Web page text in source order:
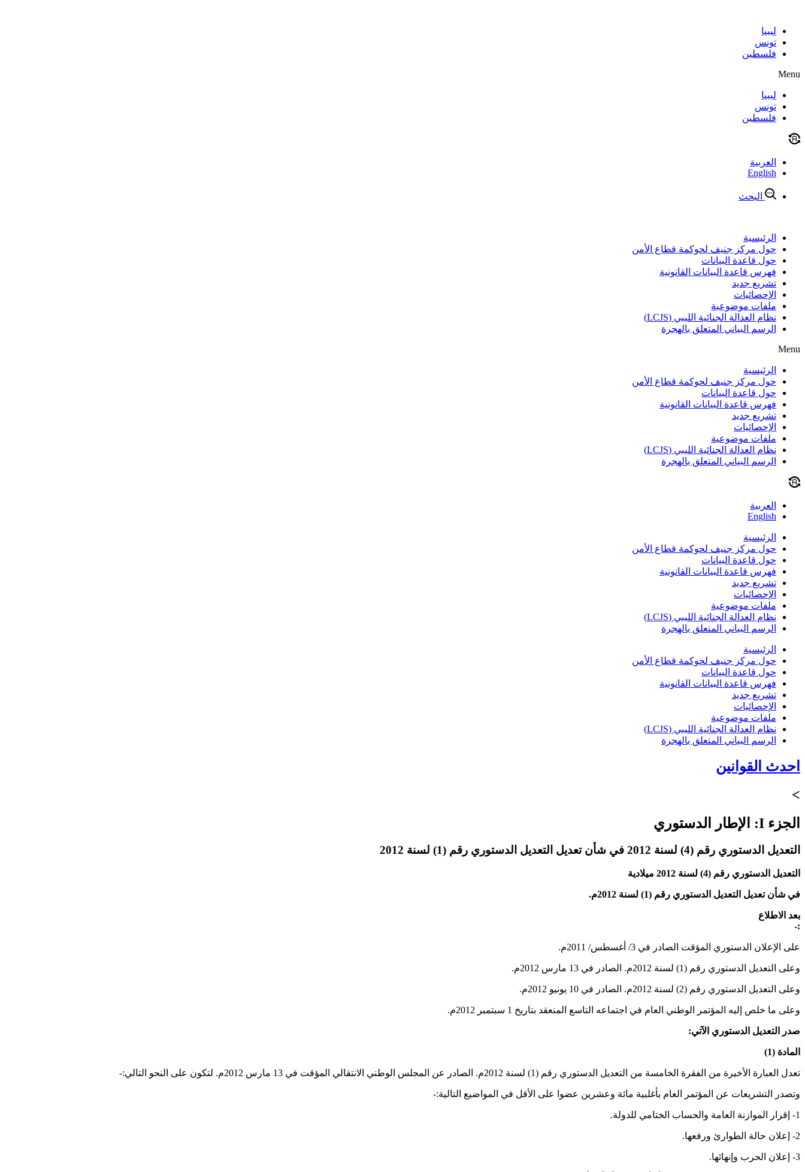
contentليبيا
تونس
فلسطين
Menu
ليبيا
تونس
فلسطين
العربية
English
البحث
الرئيسية
حول مركز جنيف لحوكمة قطاع الأمن
حول قاعدة البيانات
فهرس قاعدة البيانات القانونية
تشريع جديد
الإحصائيات
ملفات موضوعية
نظام العدالة الجنائية الليبي (LCJS)
الرسم البياني المتعلق بالهجرة
Menu
الرئيسية
حول مركز جنيف لحوكمة قطاع الأمن
حول قاعدة البيانات
فهرس قاعدة البيانات القانونية
تشريع جديد
الإحصائيات
ملفات موضوعية
نظام العدالة الجنائية الليبي (LCJS)
الرسم البياني المتعلق بالهجرة
العربية
English
الرئيسية
حول مركز جنيف لحوكمة قطاع الأمن
حول قاعدة البيانات
فهرس قاعدة البيانات القانونية
تشريع جديد
الإحصائيات
ملفات موضوعية
نظام العدالة الجنائية الليبي (LCJS)
الرسم البياني المتعلق بالهجرة
الرئيسية
حول مركز جنيف لحوكمة قطاع الأمن
حول قاعدة البيانات
فهرس قاعدة البيانات القانونية
تشريع جديد
الإحصائيات
ملفات موضوعية
نظام العدالة الجنائية الليبي (LCJS)
الرسم البياني المتعلق بالهجرة
احدث القوانين
>
الجزء I: الإطار الدستوري
التعديل الدستوري رقم (4) لسنة 2012 في شأن تعديل التعديل الدستوري رقم (1) لسنة 2012
التعديل الدستوري رقم (4) لسنة 2012 ميلادية
في شأن تعديل التعديل الدستوري رقم (1) لسنة 2012م.
بعد الاطلاع
:-
على الإعلان الدستوري المؤقت الصادر في 3/ أغسطس/ 2011م.
وعلى التعديل الدستوري رقم (1) لسنة 2012م. الصادر في 13 مارس 2012م.
وعلى التعديل الدستوري رقم (2) لسنة 2012م. الصادر في 10 يونيو 2012م.
وعلى ما خلص إليه المؤتمر الوطني العام في اجتماعه التاسع المنعقد بتاريخ 1 سبتمبر 2012م.
صدر التعديل الدستوري الآتي:
المادة (1)
تعدل العبارة الأخيرة من الفقرة الخامسة من التعديل الدستوري رقم (1) لسنة 2012م. الصادر عن المجلس الوطني الانتقالي المؤقت في 13 مارس 2012م. لتكون على النحو التالي:-
وتصدر التشريعات عن المؤتمر العام بأغلبية مائة وعشرين عضوا على الأقل في المواضيع التالية:-
1- إقرار الموازنة العامة والحساب الختامي للدولة.
2- إعلان حالة الطوارئ ورفعها.
3- إعلان الحرب وإنهائها.